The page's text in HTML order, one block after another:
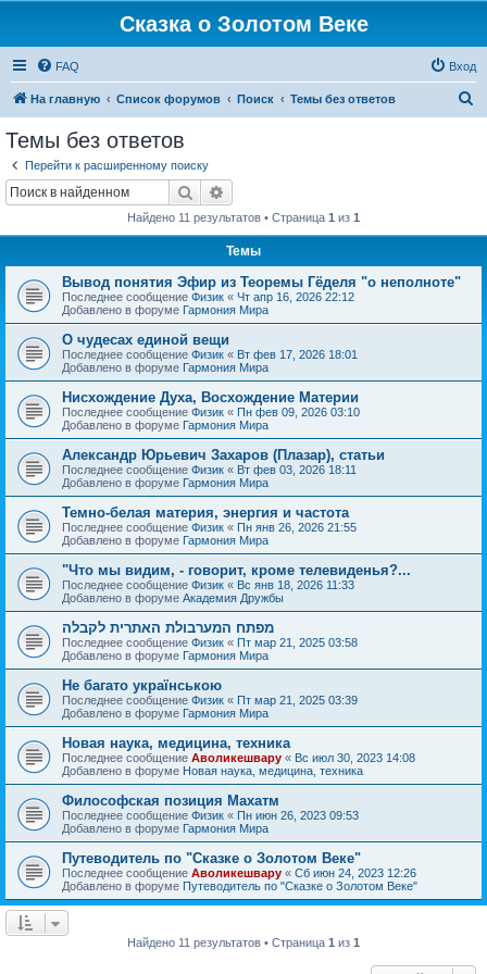
Сказка о Золотом Веке
FAQ Вход
На главную Список форумов Поиск Темы без ответов
Темы без ответов
Перейти к расширенному поиску
Поиск
Найдено 11 результатов • Страница 1 из 1
Темы
Вывод понятия Эфир из Теоремы Гёделя "о неполноте"
Последнее сообщение Физик « Чт апр 16, 2026 22:12
Добавлено в форуме Гармония Мира
О чудесах единой вещи
Последнее сообщение Физик « Вт фев 17, 2026 18:01
Добавлено в форуме Гармония Мира
Нисхождение Духа, Восхождение Материи
Последнее сообщение Физик « Пн фев 09, 2026 03:10
Добавлено в форуме Гармония Мира
Александр Юрьевич Захаров (Плазар), статьи
Последнее сообщение Физик « Вт фев 03, 2026 18:11
Добавлено в форуме Гармония Мира
Темно-белая материя, энергия и частота
Последнее сообщение Физик « Пн янв 26, 2026 21:55
Добавлено в форуме Гармония Мира
"Что мы видим, - говорит, кроме телевиденья?...
Последнее сообщение Физик « Вс янв 18, 2026 11:33
Добавлено в форуме Академия Дружбы
מפתח המערבולת האתרית לקבלה
Последнее сообщение Физик « Пт мар 21, 2025 03:58
Добавлено в форуме Гармония Мира
Не багато українською
Последнее сообщение Физик « Пт мар 21, 2025 03:39
Добавлено в форуме Гармония Мира
Новая наука, медицина, техника
Последнее сообщение Аволикешвару « Вс июл 30, 2023 14:08
Добавлено в форуме Новая наука, медицина, техника
Философская позиция Махатм
Последнее сообщение Физик « Пн июн 26, 2023 09:53
Добавлено в форуме Гармония Мира
Путеводитель по "Сказке о Золотом Веке"
Последнее сообщение Аволикешвару « Сб июн 24, 2023 12:26
Добавлено в форуме Путеводитель по "Сказке о Золотом Веке"
Найдено 11 результатов • Страница 1 из 1